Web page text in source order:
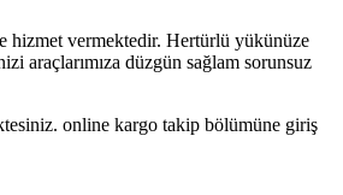
hizmet vermektedir. Hertürlü yükünüze
araçlarımıza düzgün sağlam sorunsuz
online kargo takip bölümüne giriş